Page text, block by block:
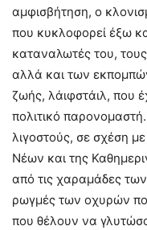
αμφισβήτηση, ο
που κυκλοφορεί έξω
καταναλωτές του,
αλλά και των
ζωής, λάιφστάιλ, που
πολιτικό
λιγοστούς, σε σχέση
Νέων και της
από τις χαραμάδες
ρωγμές των οχυρών
που θέλουν να